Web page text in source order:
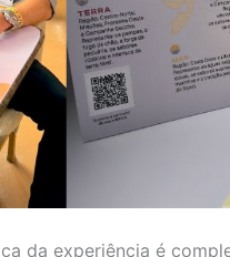
da experiência é